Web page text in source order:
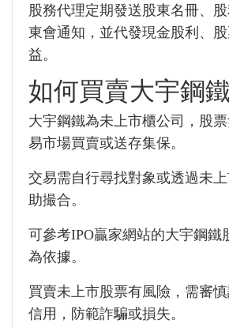
股務代理定期發送股東名冊、
東會通知，並代發現金股利、
益。
如何買賣大宇鋼
大宇鋼鐵為未上市櫃公司，股
易市場買賣或送存集保。
交易需自行尋找對象或透過未
助撮合。
可參考IPO贏家網站的大宇鋼鐵
為依據。
買賣未上市股票有風險，需審
信用，防範詐騙或損失。